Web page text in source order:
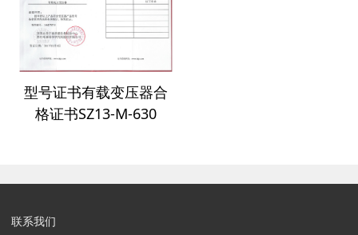
型号证书有载变压器合
格证书SZ13-M-630
联系我们